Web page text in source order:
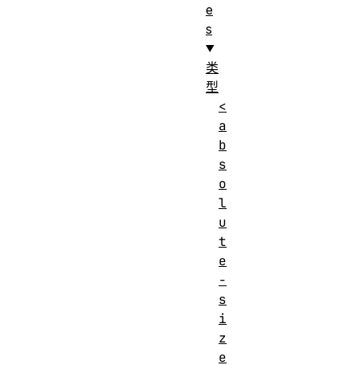
e
s
类
型
<
a
b
s
o
l
u
t
e
-
s
i
z
e